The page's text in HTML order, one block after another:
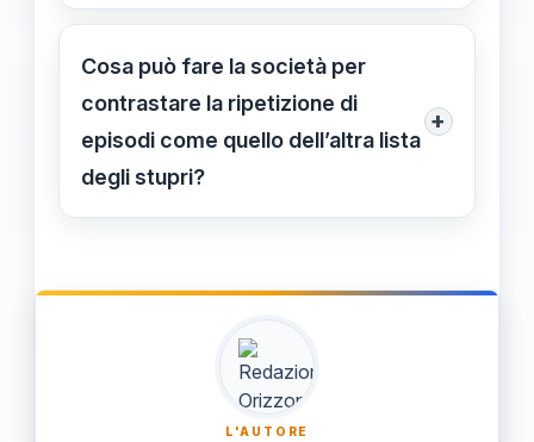
Le campagne sono utili, ma devono
essere affiancate da interventi
concreti e programmi curriculari
strutturati per cambiare davvero le
mentalità.
Cosa può fare la società per
contrastare la ripetizione di
episodi come quello dell’altra lista
degli stupri?
+
È fondamentale promuovere una
attraverso campagne educative,
coinvolgendo anche famiglie e
L'AUTORE